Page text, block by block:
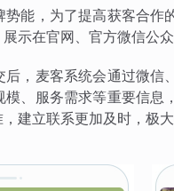
势能，为了提高获客合
示在官网、官方微信公
，麦客系统会通过微
、服务需求等重要信
建立联系更加及时，极大